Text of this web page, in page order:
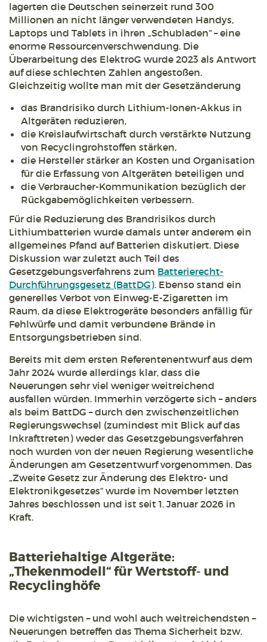
lagerten die Deutschen seinerzeit rund 300
Millionen an nicht länger verwendeten Handys,
Laptops und Tablets in ihren „Schubladen“ – eine
enorme Ressourcenverschwendung. Die
Überarbeitung des ElektroG wurde 2023 als Antwort
auf diese schlechten Zahlen angestoßen.
Gleichzeitig wollte man mit der Gesetzänderung
das Brandrisiko durch Lithium-Ionen-Akkus in
Altgeräten reduzieren,
die Kreislaufwirtschaft durch verstärkte Nutzung
von Recyclingrohstoffen stärken,
die Hersteller stärker an Kosten und Organisation
für die Erfassung von Altgeräten beteiligen und
die Verbraucher-Kommunikation bezüglich der
Rückgabemöglichkeiten verbessern.
Für die Reduzierung des Brandrisikos durch
Lithiumbatterien wurde damals unter anderem ein
allgemeines Pfand auf Batterien diskutiert. Diese
Diskussion war zuletzt auch Teil des
Gesetzgebungsverfahrens zum Batterierecht-
Durchführungsgesetz (BattDG). Ebenso stand ein
generelles Verbot von Einweg-E-Zigaretten im
Raum, da diese Elektrogeräte besonders anfällig für
Fehlwürfe und damit verbundene Brände in
Entsorgungsbetrieben sind.
Bereits mit dem ersten Referentenentwurf aus dem
Jahr 2024 wurde allerdings klar, dass die
Neuerungen sehr viel weniger weitreichend
ausfallen würden. Immerhin verzögerte sich – anders
als beim BattDG – durch den zwischenzeitlichen
Regierungswechsel (zumindest mit Blick auf das
Inkrafttreten) weder das Gesetzgebungsverfahren
noch wurden von der neuen Regierung wesentliche
Änderungen am Gesetzentwurf vorgenommen. Das
„Zweite Gesetz zur Änderung des Elektro- und
Elektronikgesetzes“ wurde im November letzten
Jahres beschlossen und ist seit 1. Januar 2026 in
Kraft.
Batteriehaltige Altgeräte:
„Thekenmodell“ für Wertstoff- und
Recyclinghöfe
Die wichtigsten – und wohl auch weitreichendsten –
Neuerungen betreffen das Thema Sicherheit bzw.